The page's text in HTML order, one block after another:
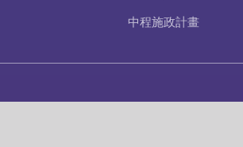
中程施政計畫